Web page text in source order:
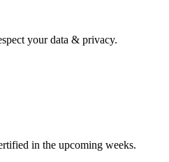
your data & privacy.
in the upcoming weeks.